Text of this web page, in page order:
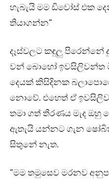
හැබැයි මම ඩිවෝස් එක
තියාගන්න”
දෑස්වලට කඳුලු
වන් බොහෝ ඉවසිලිවන්ත
දෙයක් කිසිදිනක
නොවේ. එහෙත් ඒ
තමා ගත් තීරණය මැද ඔහු
ඇතැයි යන්නට ගැන
සිතුනේ නැත.
“මම තමුසෙව මරනව